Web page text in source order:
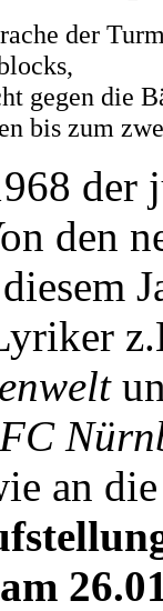
der
gegen die
bis zum
den
an